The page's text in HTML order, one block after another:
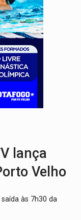
Museólogo Antônio Ocampo conduz a história de
pedem ao Iphan recuperação de área
essa receita de carne assada para o
Greve dos professores em PVH é
LOGAN:
lança
Velho
às 7h30 da